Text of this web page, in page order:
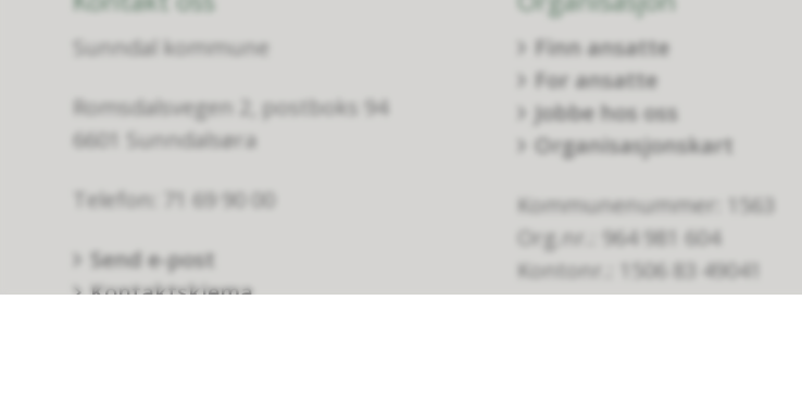
Sunndal kommune
Romsdalsvegen 2, postboks 94
6601 Sunndalsøra
Telefon: 71 69 90 00
Send e-post
Kontaktskjema
Finn ansatte
For ansatte
Jobbe hos oss
Organisasjonskart
Kommunenummer: 1563
Org.nr.: 964 981 604
Kontonr.: 1506 83 49041